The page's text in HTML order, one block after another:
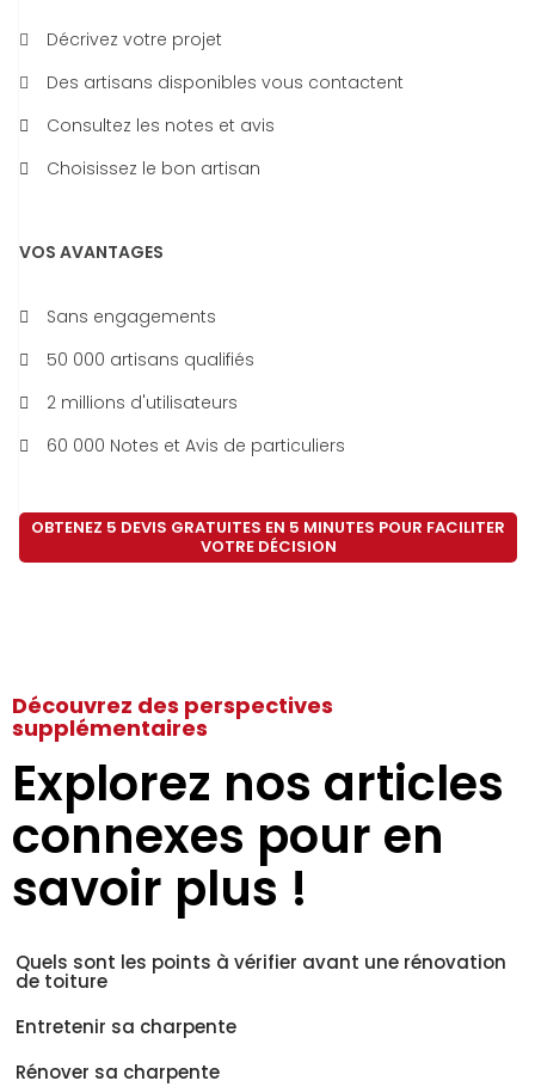
Décrivez votre projet
Des artisans disponibles vous contactent
Consultez les notes et avis
Choisissez le bon artisan
VOS AVANTAGES
Sans engagements
50 000 artisans qualifiés
2 millions d'utilisateurs
60 000 Notes et Avis de particuliers
OBTENEZ 5 DEVIS GRATUITES EN 5 MINUTES POUR FACILITER
VOTRE DÉCISION
Découvrez des perspectives
supplémentaires
Explorez nos articles
connexes pour en
savoir plus !
Quels sont les points à vérifier avant une rénovation
de toiture
Entretenir sa charpente
Rénover sa charpente